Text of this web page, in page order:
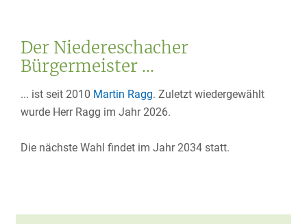
Der Niedereschacher
Bürgermeister ...
... ist seit 2010 Martin Ragg. Zuletzt wiedergewählt
wurde Herr Ragg im Jahr 2026.
Die nächste Wahl findet im Jahr 2034 statt.